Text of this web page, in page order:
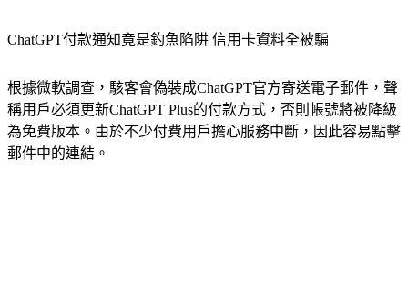
ChatGPT付款通知竟是釣魚陷阱 信用卡資料全被騙
根據微軟調查，駭客會偽裝成ChatGPT官方寄送電子郵件，聲
稱用戶必須更新ChatGPT Plus的付款方式，否則帳號將被降級
為免費版本。由於不少付費用戶擔心服務中斷，因此容易點擊
郵件中的連結。